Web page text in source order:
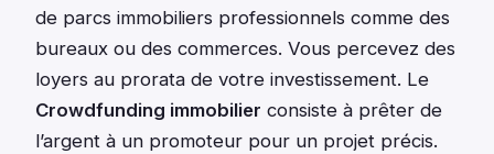
de parcs immobiliers professionnels comme des
bureaux ou des commerces. Vous percevez des
loyers au prorata de votre investissement. Le
Crowdfunding immobilier consiste à prêter de
l’argent à un promoteur pour un projet précis.